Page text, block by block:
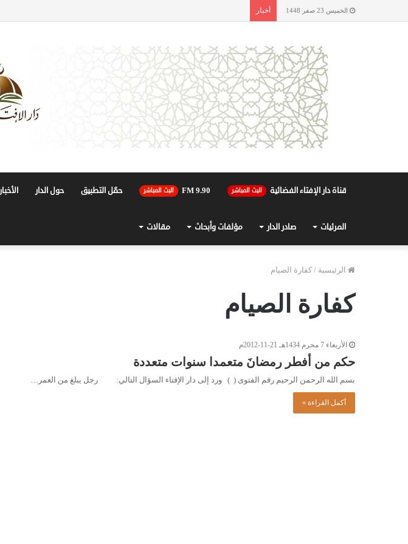
الخميس 23 صفر 1448 أخبار
قناة دار الإفتاء الفضائية البث المباشر 90.FM 9 البث المباشر حمّل التطبيق حول الدار الأخبار
المرئيات صادر الدار مؤلفات وأبحاث مقالات
الرئيسية / كفارة الصيام
كفارة الصيام
الأربعاء 7 محرم 1434هـ 21-11-2012م
حكم من أفطر رمضانَ متعمدا سنوات متعددة
بسم الله الرحمن الرحيم رقم الفتوى ( ) ورد إلى دار الإفتاء السؤال التالي: رجل يبلغ من العمر…
أكمل القراءة »